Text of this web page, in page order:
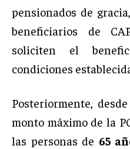
pensionados de
beneficiarios de
soliciten el
condiciones
Posteriormente,
monto máximo de la
las personas de 65